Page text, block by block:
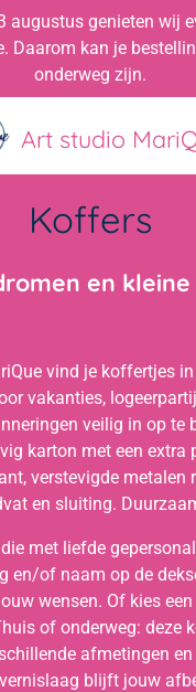
Art studio
augustus genieten wij
Daarom kan je
onderweg zijn.
Koffers
en
vind je koffertjes
vakanties,
veilig in op te
karton met een extra
verstevigde metalen
en sluiting.
met liefde
en/of naam op de
wensen. Of kies
of onderweg: deze
afmetingen
blijft jouw